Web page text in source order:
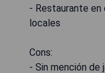
- Restaurante
locales
Cons:
- Sin mención de